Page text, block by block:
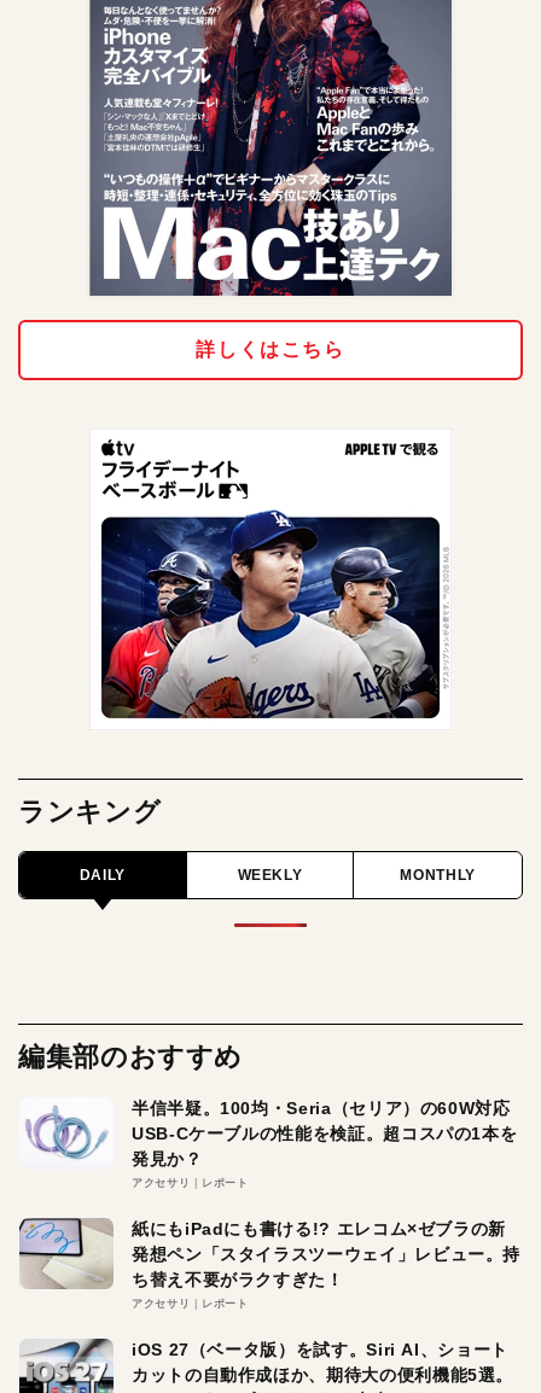
詳しくはこちら
ランキング
DAILY WEEKLY MONTHLY
編集部のおすすめ
半信半疑。100均・Seria（セリア）の60W対応
USB-Cケーブルの性能を検証。超コスパの1本を
発見か？
アクセサリ レポート
紙にもiPadにも書ける!? エレコム×ゼブラの新
発想ペン「スタイラスツーウェイ」レビュー。持
ち替え不要がラクすぎた！
アクセサリ レポート
iOS 27（ベータ版）を試す。Siri AI、ショート
カットの自動作成ほか、期待大の便利機能5選。